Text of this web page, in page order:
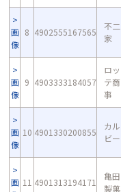
画
像
8 4902555167565
不二
家
画
像
9 4903333184057
ロッ
テ商
事
画
像
10 4901330200855
カル
ビー
画 11 4901313194171
亀田
製菓